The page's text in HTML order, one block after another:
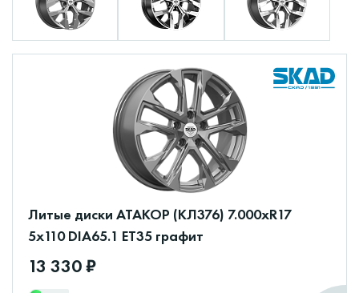
Литые диски АТАКОР (КЛ376) 7.000xR17
5x110 DIA65.1 ET35 графит
13 330 ₽